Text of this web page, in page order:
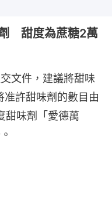
甜度為蔗糖2萬
文件，建議將甜味
許甜味劑的數目由
甜味劑「愛德萬